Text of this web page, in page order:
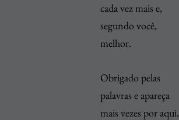
cada vez mais e,
segundo você,
melhor.
Obrigado pelas
palavras e apareça
mais vezes por aqui.